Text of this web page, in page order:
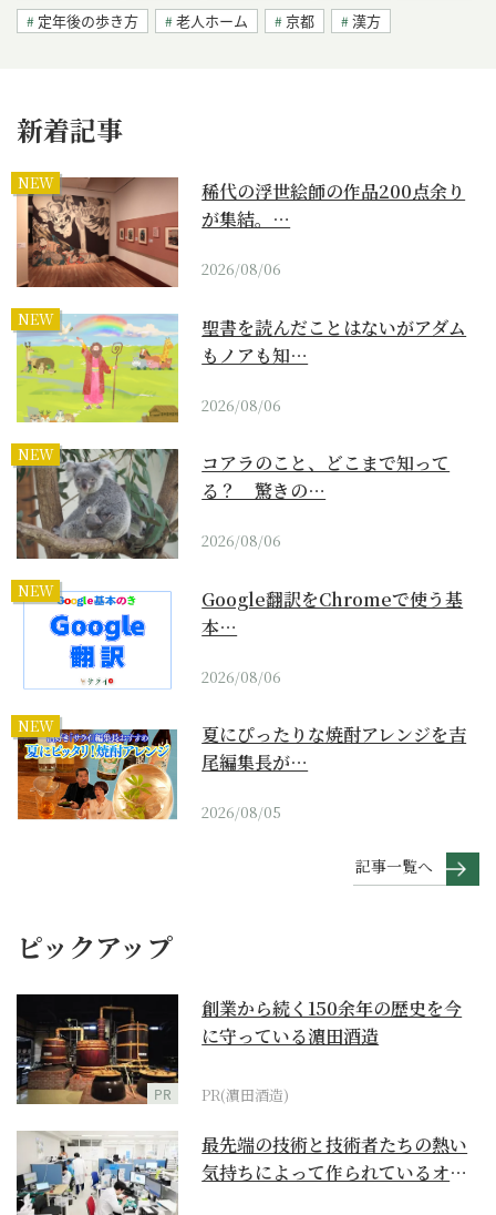
定年後の歩き方
老人ホーム 京都 漢方
新着記事
NEW
稀代の浮世絵師の作品200点余り
が集結。…
2026/08/06
NEW
聖書を読んだことはないがアダム
もノアも知…
2026/08/06
NEW
コアラのこと、どこまで知って
る？ 驚きの…
2026/08/06
NEW
Google翻訳をChromeで使う基
本…
2026/08/06
NEW
夏にぴったりな焼酎アレンジを吉
尾編集長が…
2026/08/05
記事一覧へ
ピックアップ
PR
創業から続く150余年の歴史を今
に守っている濵田酒造
PR(濵田酒造)
最先端の技術と技術者たちの熱い
気持ちによって作られているオー